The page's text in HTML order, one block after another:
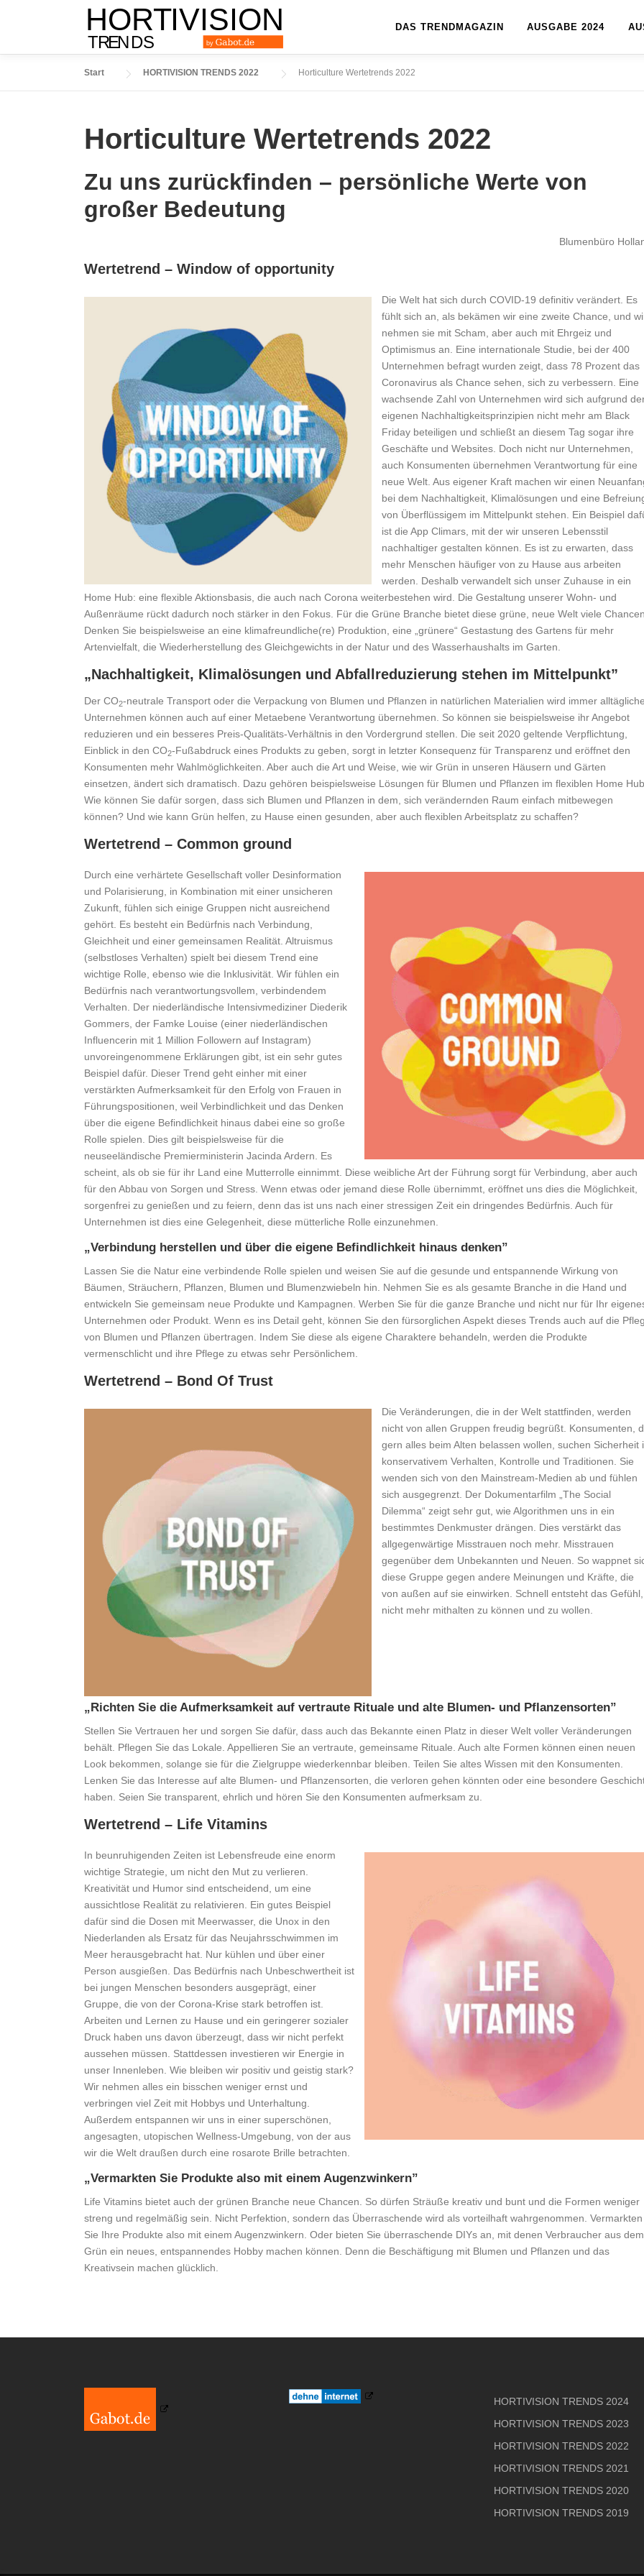
DAS TRENDMAGAZIN AUSGABE 2024
Start HORTIVISION TRENDS 2022 Horticulture Wertetrends 2022
Horticulture Wertetrends 2022
Zu uns zurückfinden – persönliche Werte von
großer Bedeutung
Blumenbüro
Wertetrend – Window of opportunity
Die Welt hat sich durch COVID-19 definitiv verändert. Es
fühlt sich an, als bekämen wir eine zweite Chance, und
nehmen sie mit Scham, aber auch mit Ehrgeiz und
Optimismus an. Eine internationale Studie, bei der 400
Unternehmen befragt wurden zeigt, dass 78 Prozent das
Coronavirus als Chance sehen, sich zu verbessern. Eine
wachsende Zahl von Unternehmen wird sich aufgrund
eigenen Nachhaltigkeitsprinzipien nicht mehr am Black
Friday beteiligen und schließt an diesem Tag sogar ihre
Geschäfte und Websites. Doch nicht nur Unternehmen,
auch Konsumenten übernehmen Verantwortung für eine
neue Welt. Aus eigener Kraft machen wir einen
bei dem Nachhaltigkeit, Klimalösungen und eine
von Überflüssigem im Mittelpunkt stehen. Ein Beispiel
ist die App Climars, mit der wir unseren Lebensstil
nachhaltiger gestalten können. Es ist zu erwarten, dass
mehr Menschen häufiger von zu Hause aus arbeiten
werden. Deshalb verwandelt sich unser Zuhause in ein
Home Hub: eine flexible Aktionsbasis, die auch nach Corona weiterbestehen wird. Die Gestaltung unserer Wohn- und
Außenräume rückt dadurch noch stärker in den Fokus. Für die Grüne Branche bietet diese grüne, neue Welt viele
Denken Sie beispielsweise an eine klimafreundliche(re) Produktion, eine „grünere“ Gestastung des Gartens für mehr
Artenvielfalt, die Wiederherstellung des Gleichgewichts in der Natur und des Wasserhaushalts im Garten.
„Nachhaltigkeit, Klimalösungen und Abfallreduzierung stehen im Mittelpunkt”
Der CO2-neutrale Transport oder die Verpackung von Blumen und Pflanzen in natürlichen Materialien wird immer
Unternehmen können auch auf einer Metaebene Verantwortung übernehmen. So können sie beispielsweise ihr Angebot
reduzieren und ein besseres Preis-Qualitäts-Verhältnis in den Vordergrund stellen. Die seit 2020 geltende Verpflichtung,
Einblick in den CO2-Fußabdruck eines Produkts zu geben, sorgt in letzter Konsequenz für Transparenz und eröffnet den
Konsumenten mehr Wahlmöglichkeiten. Aber auch die Art und Weise, wie wir Grün in unseren Häusern und Gärten
einsetzen, ändert sich dramatisch. Dazu gehören beispielsweise Lösungen für Blumen und Pflanzen im flexiblen Home
Wie können Sie dafür sorgen, dass sich Blumen und Pflanzen in dem, sich verändernden Raum einfach mitbewegen
können? Und wie kann Grün helfen, zu Hause einen gesunden, aber auch flexiblen Arbeitsplatz zu schaffen?
Wertetrend – Common ground
Durch eine verhärtete Gesellschaft voller Desinformation
und Polarisierung, in Kombination mit einer unsicheren
Zukunft, fühlen sich einige Gruppen nicht ausreichend
gehört. Es besteht ein Bedürfnis nach Verbindung,
Gleichheit und einer gemeinsamen Realität. Altruismus
(selbstloses Verhalten) spielt bei diesem Trend eine
wichtige Rolle, ebenso wie die Inklusivität. Wir fühlen ein
Bedürfnis nach verantwortungsvollem, verbindendem
Verhalten. Der niederländische Intensivmediziner Diederik
Gommers, der Famke Louise (einer niederländischen
Influencerin mit 1 Million Followern auf Instagram)
unvoreingenommene Erklärungen gibt, ist ein sehr gutes
Beispiel dafür. Dieser Trend geht einher mit einer
verstärkten Aufmerksamkeit für den Erfolg von Frauen in
Führungspositionen, weil Verbindlichkeit und das Denken
über die eigene Befindlichkeit hinaus dabei eine so große
Rolle spielen. Dies gilt beispielsweise für die
neuseeländische Premierministerin Jacinda Ardern. Es
scheint, als ob sie für ihr Land eine Mutterrolle einnimmt. Diese weibliche Art der Führung sorgt für Verbindung, aber auch
für den Abbau von Sorgen und Stress. Wenn etwas oder jemand diese Rolle übernimmt, eröffnet uns dies die Möglichkeit,
sorgenfrei zu genießen und zu feiern, denn das ist uns nach einer stressigen Zeit ein dringendes Bedürfnis. Auch für
Unternehmen ist dies eine Gelegenheit, diese mütterliche Rolle einzunehmen.
„Verbindung herstellen und über die eigene Befindlichkeit hinaus denken”
Lassen Sie die Natur eine verbindende Rolle spielen und weisen Sie auf die gesunde und entspannende Wirkung von
Bäumen, Sträuchern, Pflanzen, Blumen und Blumenzwiebeln hin. Nehmen Sie es als gesamte Branche in die Hand und
entwickeln Sie gemeinsam neue Produkte und Kampagnen. Werben Sie für die ganze Branche und nicht nur für Ihr
Unternehmen oder Produkt. Wenn es ins Detail geht, können Sie den fürsorglichen Aspekt dieses Trends auch auf die
von Blumen und Pflanzen übertragen. Indem Sie diese als eigene Charaktere behandeln, werden die Produkte
vermenschlicht und ihre Pflege zu etwas sehr Persönlichem.
Wertetrend – Bond Of Trust
Die Veränderungen, die in der Welt stattfinden, werden
nicht von allen Gruppen freudig begrüßt. Konsumenten,
gern alles beim Alten belassen wollen, suchen Sicherheit
konservativem Verhalten, Kontrolle und Traditionen. Sie
wenden sich von den Mainstream-Medien ab und fühlen
sich ausgegrenzt. Der Dokumentarfilm „The Social
Dilemma“ zeigt sehr gut, wie Algorithmen uns in ein
bestimmtes Denkmuster drängen. Dies verstärkt das
allgegenwärtige Misstrauen noch mehr. Misstrauen
gegenüber dem Unbekannten und Neuen. So wappnet
diese Gruppe gegen andere Meinungen und Kräfte, die
von außen auf sie einwirken. Schnell entsteht das Gefühl,
nicht mehr mithalten zu können und zu wollen.
„Richten Sie die Aufmerksamkeit auf vertraute Rituale und alte Blumen- und Pflanzensorten”
Stellen Sie Vertrauen her und sorgen Sie dafür, dass auch das Bekannte einen Platz in dieser Welt voller Veränderungen
behält. Pflegen Sie das Lokale. Appellieren Sie an vertraute, gemeinsame Rituale. Auch alte Formen können einen neuen
Look bekommen, solange sie für die Zielgruppe wiederkennbar bleiben. Teilen Sie altes Wissen mit den Konsumenten.
Lenken Sie das Interesse auf alte Blumen- und Pflanzensorten, die verloren gehen könnten oder eine besondere
haben. Seien Sie transparent, ehrlich und hören Sie den Konsumenten aufmerksam zu.
Wertetrend – Life Vitamins
In beunruhigenden Zeiten ist Lebensfreude eine enorm
wichtige Strategie, um nicht den Mut zu verlieren.
Kreativität und Humor sind entscheidend, um eine
aussichtlose Realität zu relativieren. Ein gutes Beispiel
dafür sind die Dosen mit Meerwasser, die Unox in den
Niederlanden als Ersatz für das Neujahrsschwimmen im
Meer herausgebracht hat. Nur kühlen und über einer
Person ausgießen. Das Bedürfnis nach Unbeschwertheit ist
bei jungen Menschen besonders ausgeprägt, einer
Gruppe, die von der Corona-Krise stark betroffen ist.
Arbeiten und Lernen zu Hause und ein geringerer sozialer
Druck haben uns davon überzeugt, dass wir nicht perfekt
aussehen müssen. Stattdessen investieren wir Energie in
unser Innenleben. Wie bleiben wir positiv und geistig stark?
Wir nehmen alles ein bisschen weniger ernst und
verbringen viel Zeit mit Hobbys und Unterhaltung.
Außerdem entspannen wir uns in einer superschönen,
angesagten, utopischen Wellness-Umgebung, von der aus
wir die Welt draußen durch eine rosarote Brille betrachten.
„Vermarkten Sie Produkte also mit einem Augenzwinkern”
Life Vitamins bietet auch der grünen Branche neue Chancen. So dürfen Sträuße kreativ und bunt und die Formen weniger
streng und regelmäßig sein. Nicht Perfektion, sondern das Überraschende wird als vorteilhaft wahrgenommen. Vermarkten
Sie Ihre Produkte also mit einem Augenzwinkern. Oder bieten Sie überraschende DIYs an, mit denen Verbraucher aus dem
Grün ein neues, entspannendes Hobby machen können. Denn die Beschäftigung mit Blumen und Pflanzen und das
Kreativsein machen glücklich.
HORTIVISION TRENDS 2024
HORTIVISION TRENDS 2023
HORTIVISION TRENDS 2022
HORTIVISION TRENDS 2021
HORTIVISION TRENDS 2020
HORTIVISION TRENDS 2019